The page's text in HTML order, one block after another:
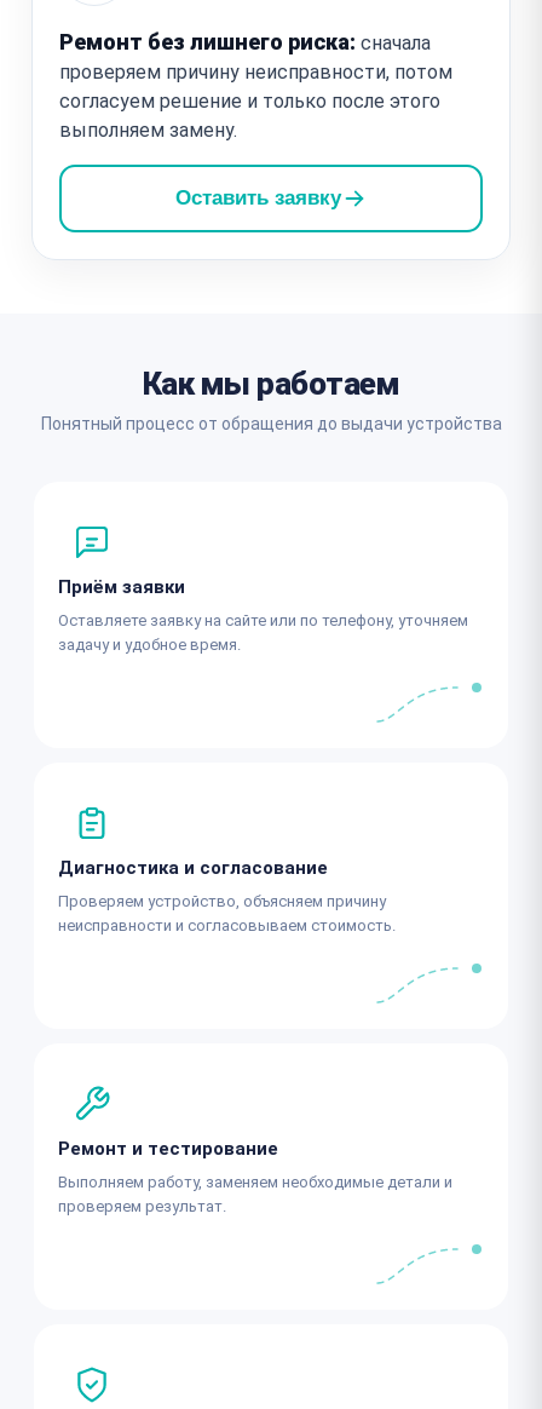
Ремонт без лишнего риска: сначала
проверяем причину неисправности, потом
согласуем решение и только после этого
выполняем замену.
Оставить заявку
Как мы работаем
Понятный процесс от обращения до выдачи устройства
Приём заявки
Оставляете заявку на сайте или по телефону, уточняем
задачу и удобное время.
Диагностика и согласование
Проверяем устройство, объясняем причину
неисправности и согласовываем стоимость.
Ремонт и тестирование
Выполняем работу, заменяем необходимые детали и
проверяем результат.